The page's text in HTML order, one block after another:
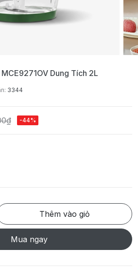
Dung Tích 2L
3344
-44%
Thêm vào giỏ
Mua ngay